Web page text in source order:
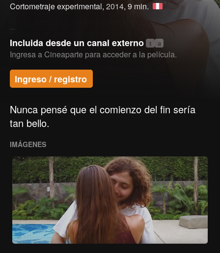
Cortometraje experimental, 2014, 9 min.
Incluida desde un canal externo t a
Ingresa a Cineaparte para acceder a la película.
Ingreso / registro
Nunca pensé que el comienzo del fin sería
tan bello.
IMÁGENES